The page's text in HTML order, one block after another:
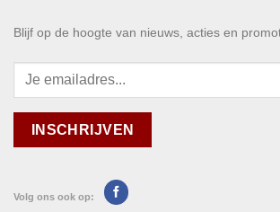
Blijf op de hoogte van nieuws, acties en
Volg ons ook op: